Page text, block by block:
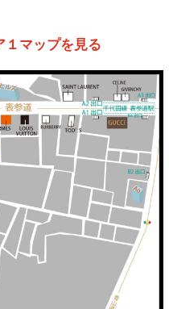
１マップを見る